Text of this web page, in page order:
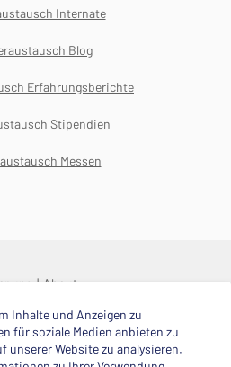
Internate
Blog
Erfahrungsberichte
Stipendien
Messen
uns About
Völkerverständigung
Kontakt
Inhalte und Anzeigen zu
für soziale Medien anbieten zu
unserer Website zu analysieren.